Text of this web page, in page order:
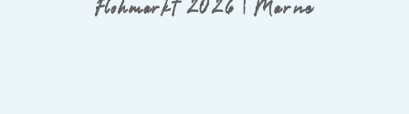
Flohmarkt 2026 | Marne